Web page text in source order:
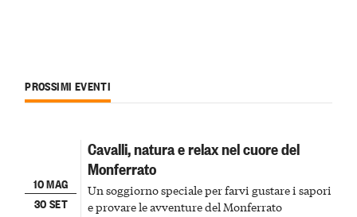
PROSSIMI EVENTI
10 MAG
30 SET
Cavalli, natura e relax nel cuore del
Monferrato
Un soggiorno speciale per farvi gustare i sapori
e provare le avventure del Monferrato